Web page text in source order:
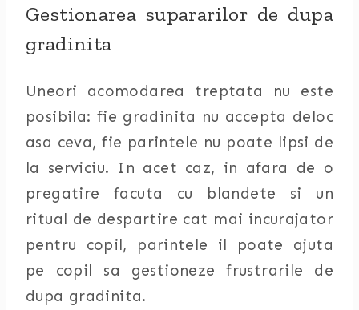
Gestionarea supararilor de dupa
gradinita
Uneori acomodarea treptata nu este
posibila: fie gradinita nu accepta deloc
asa ceva, fie parintele nu poate lipsi de
la serviciu. In acet caz, in afara de o
pregatire facuta cu blandete si un
ritual de despartire cat mai incurajator
pentru copil, parintele il poate ajuta
pe copil sa gestioneze frustrarile de
dupa gradinita.